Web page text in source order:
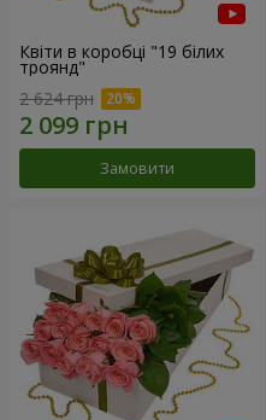
Квіти в коробці "19 білих
троянд"
2 624 грн
Замовити